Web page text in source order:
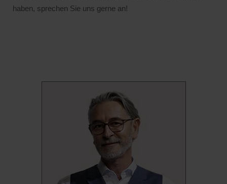
haben, sprechen Sie uns gerne an!